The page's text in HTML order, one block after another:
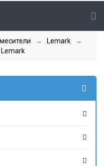
→ Lemark
→